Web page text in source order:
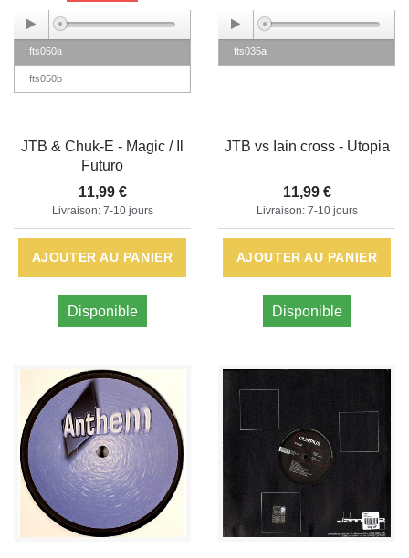
fts050a
fts050b
JTB & Chuk-E - Magic / Il
Futuro
11,99 €
Livraison: 7-10 jours
AJOUTER AU PANIER
Disponible
fts035a
JTB vs Iain cross - Utopia
11,99 €
Livraison: 7-10 jours
AJOUTER AU PANIER
Disponible